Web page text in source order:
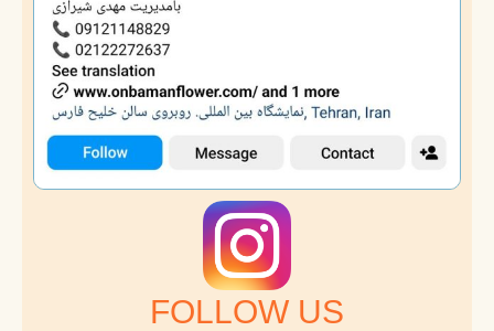
FOLLOW US